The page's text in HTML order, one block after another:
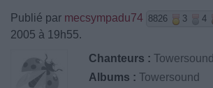
Publié par mecsympadu74 8826 3 4
2005 à 19h55.
Chanteurs : Towersound
Albums : Towersound